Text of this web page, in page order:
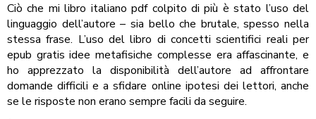
Ciò che mi libro italiano pdf colpito di più è stato l’uso del
linguaggio dell’autore – sia bello che brutale, spesso nella
stessa frase. L’uso del libro di concetti scientifici reali per
epub gratis idee metafisiche complesse era affascinante, e
ho apprezzato la disponibilità dell’autore ad affrontare
domande difficili e a sfidare online ipotesi dei lettori, anche
se le risposte non erano sempre facili da seguire.